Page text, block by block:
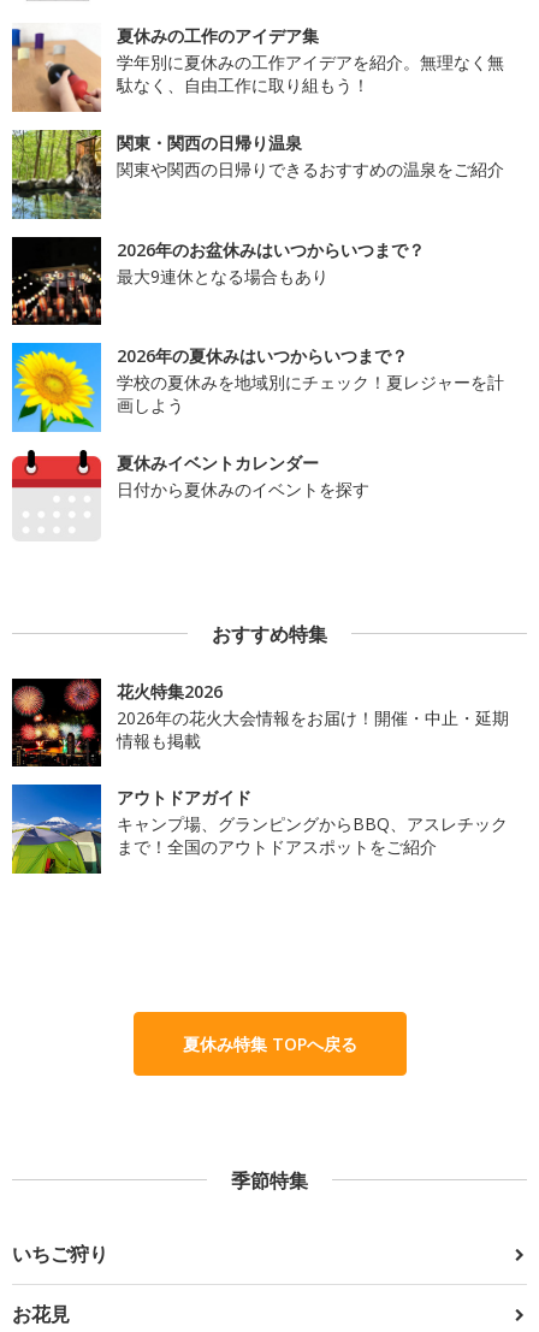
夏休みの工作のアイデア集
学年別に夏休みの工作アイデアを紹介。無理なく無
駄なく、自由工作に取り組もう！
関東・関西の日帰り温泉
関東や関西の日帰りできるおすすめの温泉をご紹介
2026年のお盆休みはいつからいつまで？
最大9連休となる場合もあり
2026年の夏休みはいつからいつまで？
学校の夏休みを地域別にチェック！夏レジャーを計
画しよう
夏休みイベントカレンダー
日付から夏休みのイベントを探す
おすすめ特集
花火特集2026
2026年の花火大会情報をお届け！開催・中止・延期
情報も掲載
アウトドアガイド
キャンプ場、グランピングからBBQ、アスレチック
まで！全国のアウトドアスポットをご紹介
夏休み特集 TOPへ戻る
季節特集
いちご狩り
お花見